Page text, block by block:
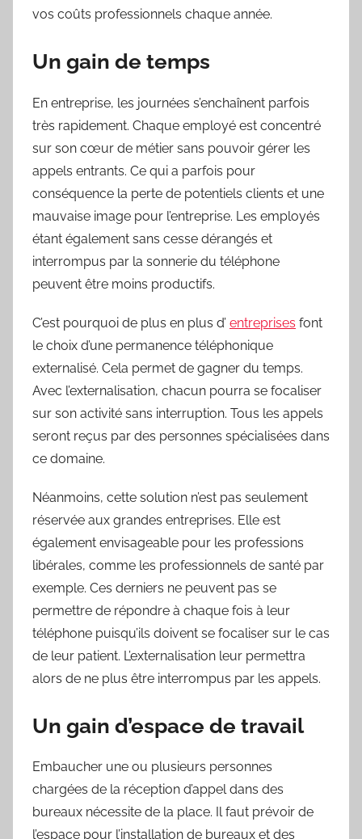
vos coûts professionnels chaque année.
Un gain de temps
En entreprise, les journées s’enchaînent parfois
très rapidement. Chaque employé est concentré
sur son cœur de métier sans pouvoir gérer les
appels entrants. Ce qui a parfois pour
conséquence la perte de potentiels clients et une
mauvaise image pour l’entreprise. Les employés
étant également sans cesse dérangés et
interrompus par la sonnerie du téléphone
peuvent être moins productifs.
C’est pourquoi de plus en plus d’ entreprises font
le choix d’une permanence téléphonique
externalisé. Cela permet de gagner du temps.
Avec l’externalisation, chacun pourra se focaliser
sur son activité sans interruption. Tous les appels
seront reçus par des personnes spécialisées dans
ce domaine.
Néanmoins, cette solution n’est pas seulement
réservée aux grandes entreprises. Elle est
également envisageable pour les professions
libérales, comme les professionnels de santé par
exemple. Ces derniers ne peuvent pas se
permettre de répondre à chaque fois à leur
téléphone puisqu’ils doivent se focaliser sur le cas
de leur patient. L’externalisation leur permettra
alors de ne plus être interrompus par les appels.
Un gain d’espace de travail
Embaucher une ou plusieurs personnes
chargées de la réception d’appel dans des
bureaux nécessite de la place. Il faut prévoir de
l’espace pour l’installation de bureaux et des